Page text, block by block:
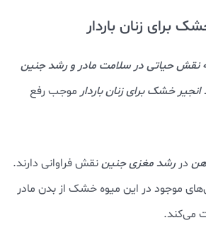
نقش حیاتی در سلامت مادر و رشد جنین
انجیر خشک برای زنان باردار موجب رفع
دررشد مغزی جنیننقش فراوانی دارند.
موجود در این میوه خشک از بدن مادر
می‌کند.